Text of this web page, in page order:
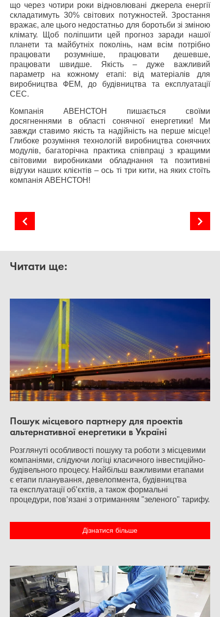
що через чотири роки відновлювані джерела енергії
складатимуть 30% світових потужностей. Зростання
вражає, але цього недостатньо для боротьби зі зміною
клімату. Щоб поліпшити цей прогноз заради нашої
планети та майбутніх поколінь, нам всім потрібно
працювати розумніше, працювати дешевше,
працювати швидше. Якість – дуже важливий
параметр на кожному етапі: від матеріалів для
виробництва ФЕМ, до будівництва та експлуатації
СЕС.
Компанія АВЕНСТОН пишається своїми
досягненнями в області сонячної енергетики! Ми
завжди ставимо якість та надійність на перше місце!
Глибоке розуміння технологій виробництва сонячних
модулів, багаторічна практика співпраці з кращими
світовими виробниками обладнання та позитивні
відгуки наших клієнтів – ось ті три кити, на яких стоїть
компанія АВЕНСТОН!
Читати ще:
Пошук місцевого партнеру для проектів
альтернативної енергетики в Україні
Розглянуті особливості пошуку та роботи з місцевими
компаніями, слідуючи логіці класичного інвестиційно-
будівельного процесу. Найбільш важливими етапами
є етапи планування, девелопмента, будівництва
та експлуатації об’єктів, а також формальні
процедури, пов’язані з отриманням "зеленого" тарифу.
Дізнатися більше